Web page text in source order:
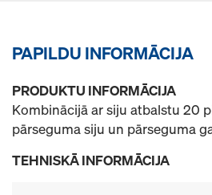
PAPILDU INFORMĀCIJA
PRODUKTU INFORMĀCIJA
Kombinācijā ar siju atbalstu 20
pārseguma siju un pārseguma
TEHNISKĀ INFORMĀCIJA